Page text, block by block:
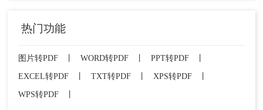
总结
以上就是电子表格怎样转换成pdf的方法介绍了，将
电子表格转换成PDF有多种方法可选。用户可以根
据自己的需求和实际情况选择合适的方法进行转
热门功能
图片转PDF WORD转PDF PPT转PDF
EXCEL转PDF
TXT转PDF XPS转PDF
WPS转PDF